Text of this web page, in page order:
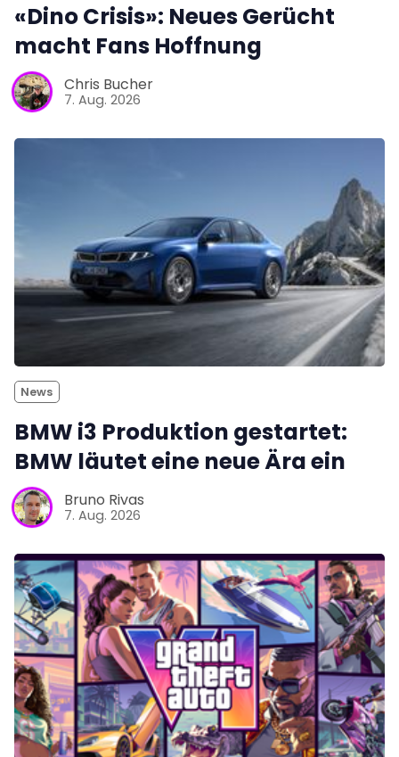
«Dino Crisis»: Neues Gerücht
macht Fans Hoffnung
Chris Bucher
7. Aug. 2026
News
BMW i3 Produktion gestartet:
BMW läutet eine neue Ära ein
Bruno Rivas
7. Aug. 2026